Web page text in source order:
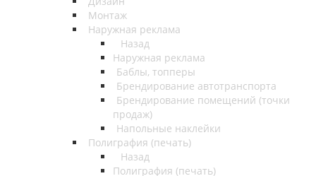
Монтаж
Наружная реклама
Назад
Наружная реклама
Баблы, топперы
Брендирование автотранспорта
Брендирование помещений (точки
продаж)
Напольные наклейки
Полиграфия (печать)
Назад
Полиграфия (печать)